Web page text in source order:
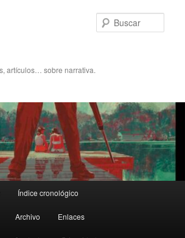
artículos… sobre narrativa.
Índice cronológico
Archivo Enlaces